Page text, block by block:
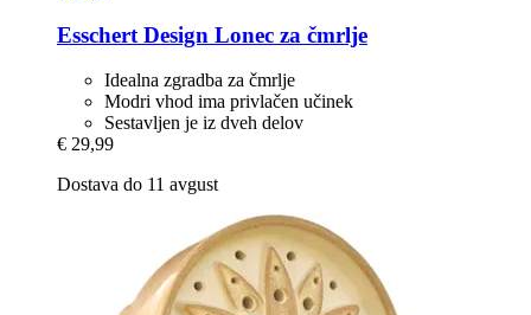
Esschert Design Lonec za čmrlje
Idealna zgradba za čmrlje
Modri vhod ima privlačen učinek
Sestavljen je iz dveh delov
€ 29,99
Dostava do 11 avgust